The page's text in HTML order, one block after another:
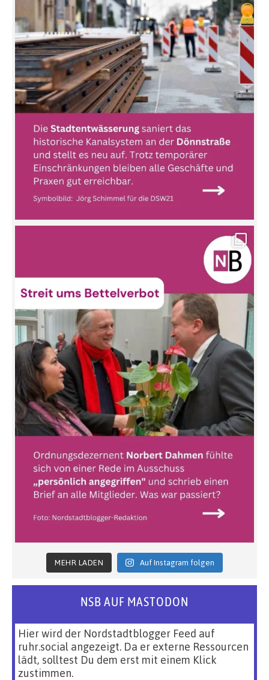
MEHR LADEN Auf Instagram folgen
NSB AUF MASTODON
Hier wird der Nordstadtblogger Feed auf
ruhr.social angezeigt. Da er externe Ressourcen
lädt, solltest Du dem erst mit einem Klick
zustimmen.